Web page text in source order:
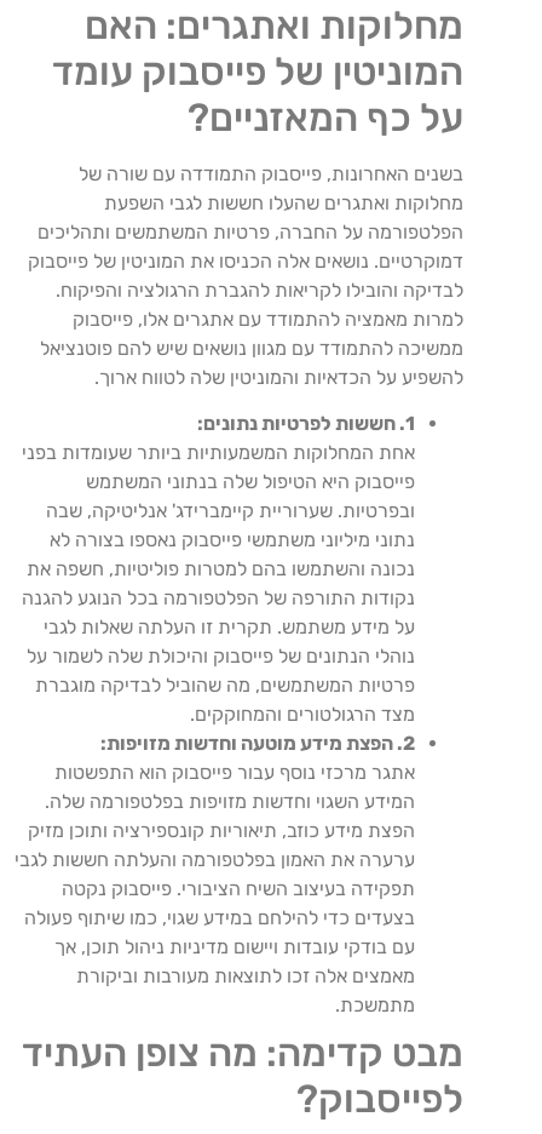
מחלוקות ואתגרים: האם
המוניטין של פייסבוק עומד
על כף המאזניים?
בשנים האחרונות, פייסבוק התמודדה עם שורה של
מחלוקות ואתגרים שהעלו חששות לגבי השפעת
הפלטפורמה על החברה, פרטיות המשתמשים ותהליכים
דמוקרטיים. נושאים אלה הכניסו את המוניטין של פייסבוק
לבדיקה והובילו לקריאות להגברת הרגולציה והפיקוח.
למרות מאמציה להתמודד עם אתגרים אלו, פייסבוק
ממשיכה להתמודד עם מגוון נושאים שיש להם פוטנציאל
להשפיע על הכדאיות והמוניטין שלה לטווח ארוך.
1. חששות לפרטיות נתונים:
אחת המחלוקות המשמעותיות ביותר שעומדות בפני
פייסבוק היא הטיפול שלה בנתוני המשתמש
ובפרטיות. שערוריית קיימברידג' אנליטיקה, שבה
נתוני מיליוני משתמשי פייסבוק נאספו בצורה לא
נכונה והשתמשו בהם למטרות פוליטיות, חשפה את
נקודות התורפה של הפלטפורמה בכל הנוגע להגנה
על מידע משתמש. תקרית זו העלתה שאלות לגבי
נוהלי הנתונים של פייסבוק והיכולת שלה לשמור על
פרטיות המשתמשים, מה שהוביל לבדיקה מוגברת
מצד הרגולטורים והמחוקקים.
2. הפצת מידע מוטעה וחדשות מזויפות:
אתגר מרכזי נוסף עבור פייסבוק הוא התפשטות
המידע השגוי וחדשות מזויפות בפלטפורמה שלה.
הפצת מידע כוזב, תיאוריות קונספירציה ותוכן מזיק
ערערה את האמון בפלטפורמה והעלתה חששות לגבי
תפקידה בעיצוב השיח הציבורי. פייסבוק נקטה
בצעדים כדי להילחם במידע שגוי, כמו שיתוף פעולה
עם בודקי עובדות ויישום מדיניות ניהול תוכן, אך
מאמצים אלה זכו לתוצאות מעורבות וביקורת
מתמשכת.
מבט קדימה: מה צופן העתיד
לפייסבוק?